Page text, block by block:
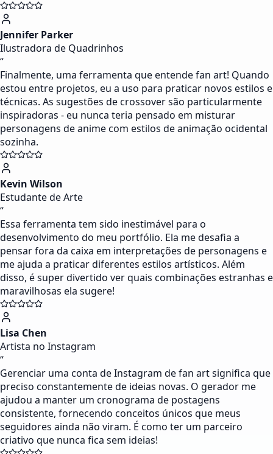
Jennifer Parker
Ilustradora de Quadrinhos
“
Finalmente, uma ferramenta que entende fan art! Quando
estou entre projetos, eu a uso para praticar novos estilos e
técnicas. As sugestões de crossover são particularmente
inspiradoras - eu nunca teria pensado em misturar
personagens de anime com estilos de animação ocidental
sozinha.
Kevin Wilson
Estudante de Arte
“
Essa ferramenta tem sido inestimável para o
desenvolvimento do meu portfólio. Ela me desafia a
pensar fora da caixa em interpretações de personagens e
me ajuda a praticar diferentes estilos artísticos. Além
disso, é super divertido ver quais combinações estranhas e
maravilhosas ela sugere!
Lisa Chen
Artista no Instagram
“
Gerenciar uma conta de Instagram de fan art significa que
preciso constantemente de ideias novas. O gerador me
ajudou a manter um cronograma de postagens
consistente, fornecendo conceitos únicos que meus
seguidores ainda não viram. É como ter um parceiro
criativo que nunca fica sem ideias!